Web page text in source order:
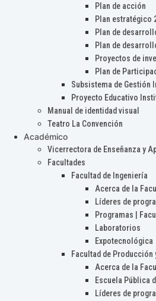
Plan de acción
Plan estratégico
Plan de
Plan de
Proyectos de
Plan de
Subsistema de Gestión
Proyecto Educativo
Manual de identidad visual
Teatro La Convención
Académico
Vicerrectora de Enseñanza y
Facultades
Facultad de Ingeniería
Acerca de la
Líderes de
Programas |
Laboratorios
Expotecnológica
Facultad de Producción
Acerca de la
Escuela Pública
Líderes de